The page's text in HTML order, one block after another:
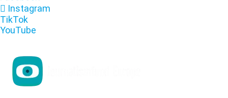
Instagram
TikTok
YouTube